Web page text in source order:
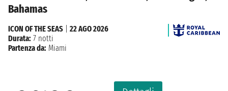
Bahamas
ICON OF THE SEAS
22 AGO 2026
Durata: 7 notti
Partenza da: Miami